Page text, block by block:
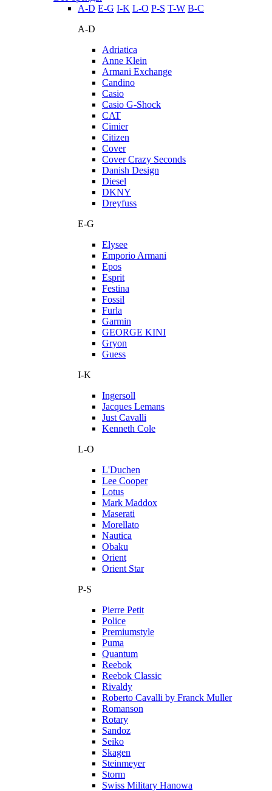
A-D E-G I-K L-O P-S T-W В-С
A-D
Adriatica
Anne Klein
Armani Exchange
Candino
Casio
Casio G-Shock
CAT
Cimier
Citizen
Cover
Cover Crazy Seconds
Danish Design
Diesel
DKNY
Dreyfuss
E-G
Elysee
Emporio Armani
Epos
Esprit
Festina
Fossil
Furla
Garmin
GEORGE KINI
Gryon
Guess
I-K
Ingersoll
Jacques Lemans
Just Cavalli
Kenneth Cole
L-O
L'Duchen
Lee Cooper
Lotus
Mark Maddox
Maserati
Morellato
Nautica
Obaku
Orient
Orient Star
P-S
Pierre Petit
Police
Premiumstyle
Puma
Quantum
Reebok
Reebok Classic
Rivaldy
Roberto Cavalli by Franck Muller
Romanson
Rotary
Sandoz
Seiko
Skagen
Steinmeyer
Storm
Swiss Military Hanowa